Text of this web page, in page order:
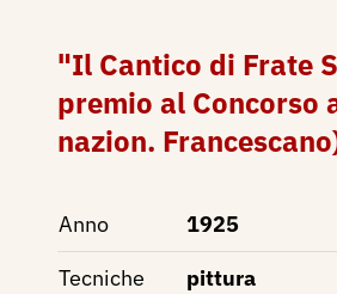
"Il Cantico di Frate
premio al Concorso
nazion.
Anno
1925
Tecniche
pittura